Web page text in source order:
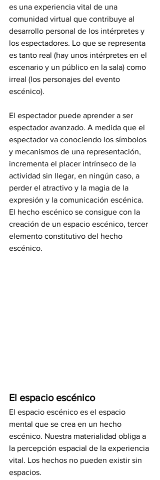
es una experiencia vital de una
comunidad virtual que contribuye al
desarrollo personal de los intérpretes y
los espectadores. Lo que se representa
es tanto real (hay unos intérpretes en el
escenario y un público en la sala) como
irreal (los personajes del evento
escénico).
El espectador puede aprender a ser
espectador avanzado. A medida que el
espectador va conociendo los símbolos
y mecanismos de una representación,
incrementa el placer intrínseco de la
actividad sin llegar, en ningún caso, a
perder el atractivo y la magia de la
expresión y la comunicación escénica.
El hecho escénico se consigue con la
creación de un espacio escénico, tercer
elemento constitutivo del hecho
escénico.
El espacio escénico
El espacio escénico es el espacio
mental que se crea en un hecho
escénico. Nuestra materialidad obliga a
la percepción espacial de la experiencia
vital. Los hechos no pueden existir sin
espacios.